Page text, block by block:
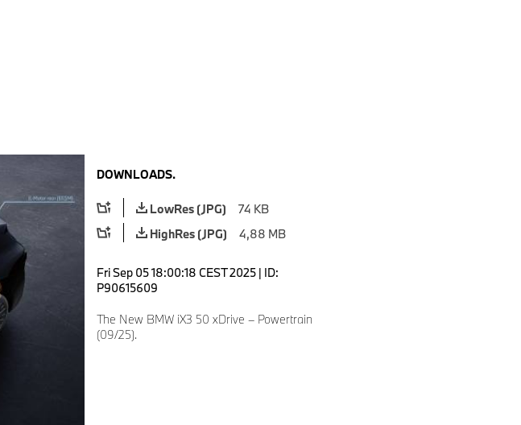
DOWNLOADS.
LowRes (JPG)
74 KB
HighRes (JPG)
4,88 MB
Fri Sep 05 18:00:18 CEST 2025 | ID:
P90615609
The New BMW iX3 50 xDrive – Powertrain
(09/25).